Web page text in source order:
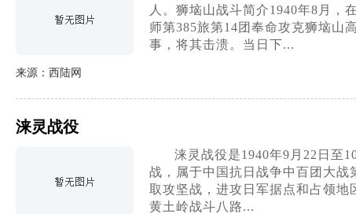
人。狮垴山战斗简介1940年8月，
师第385旅第14团奉命攻克狮垴山
事，将其击溃。当日下...
来源：西陆网
涞灵战役
涞灵战役是1940年9月22日至
战，属于中国抗日战争中百团大
取攻坚战，进攻日军据点和占领
黄土岭战斗八路...